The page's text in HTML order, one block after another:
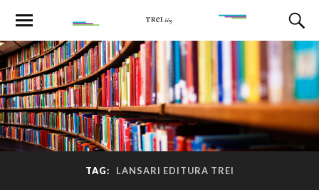
TAG: LANSARI EDITURA TREI